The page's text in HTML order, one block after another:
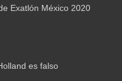
Exatlón México 2020
es falso